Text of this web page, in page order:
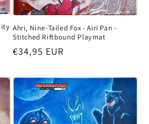
Ahri, Nine-Tailed Fox - Airi Pan -
Stitched Riftbound Playmat
Prezzo
listino
€34,95 EUR